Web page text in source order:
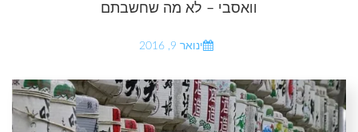
וואסבי – לא מה שחשבתם
ינואר 9, 2016